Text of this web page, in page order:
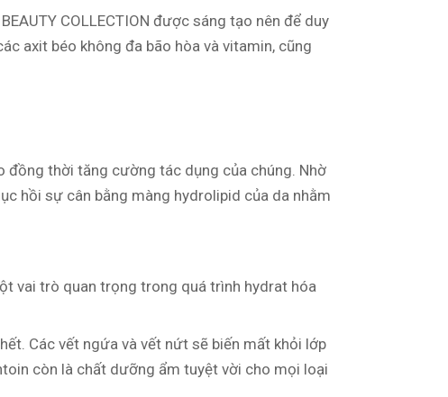
COLLECTION được sáng tạo nên để duy
axit béo không đa bão hòa và vitamin, cũng
đồng thời tăng cường tác dụng của chúng. Nhờ
hồi sự cân bằng màng hydrolipid của da nhằm
vai trò quan trọng trong quá trình hydrat hóa
Các vết ngứa và vết nứt sẽ biến mất khỏi lớp
còn là chất dưỡng ẩm tuyệt vời cho mọi loại